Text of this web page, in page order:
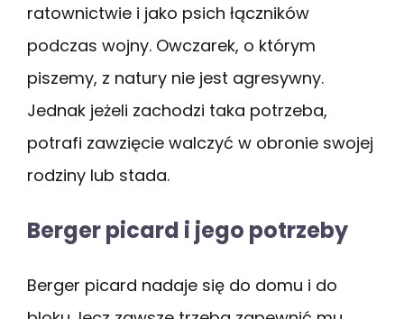
ratownictwie i jako psich łączników
podczas wojny. Owczarek, o którym
piszemy, z natury nie jest agresywny.
Jednak jeżeli zachodzi taka potrzeba,
potrafi zawzięcie walczyć w obronie swojej
rodziny lub stada.
Berger picard i jego potrzeby
Berger picard nadaje się do domu i do